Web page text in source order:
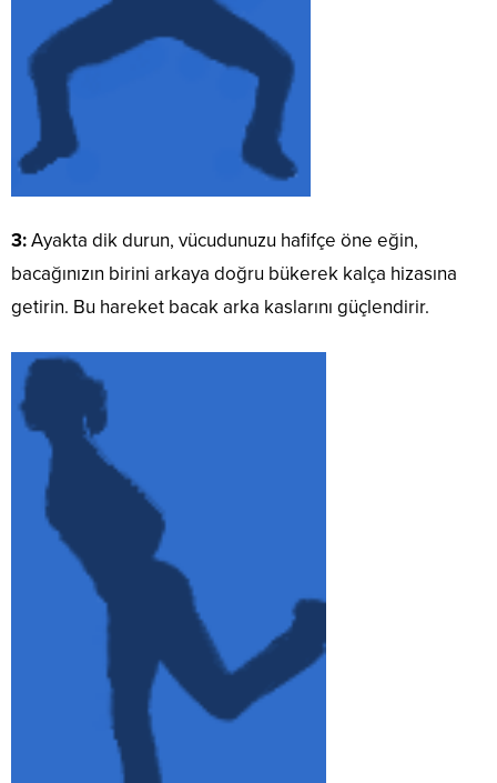
3:Ayakta dik durun, vücudunuzu hafifçe öne eğin,
bacağınızın birini arkaya doğru bükerek kalça hizasına
getirin. Bu hareket bacak arka kaslarını güçlendirir.